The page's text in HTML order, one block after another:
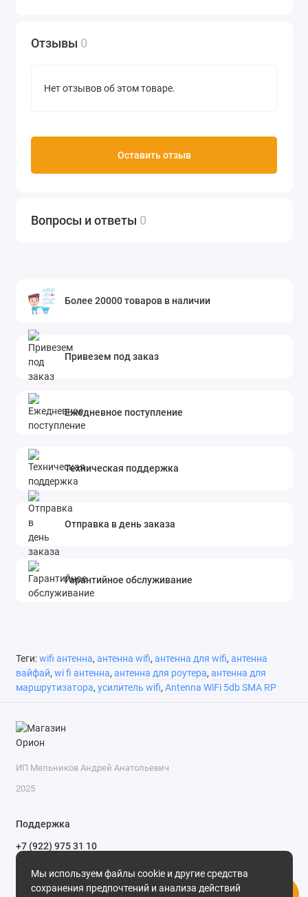
Отзывы 0
Нет отзывов об этом товаре.
Оставить отзыв
Вопросы и ответы 0
Более 20000 товаров в наличии
Привезем под заказ
Ежедневное поступление
Техническая поддержка
Отправка в день заказа
Гарантийное обслуживание
Теги:wifi антенна, антенна wifi, антенна для wifi, антенна
вайфай, wi fi антенна, антенна для роутера, антенна для
маршрутизатора, усилитель wifi, Antenna WiFi 5db SMA RP
Мы используем файлы cookie и другие средства
сохранения предпочтений и анализа действий
ИП Мельников Андрей Анатольевич
2025
Поддержка
+7 (922) 975 31 10
+7 (909) 144 34 47
пн-пт с 9-00 до 18-00 часов,
сб с 10-00 до 15-00 часов,